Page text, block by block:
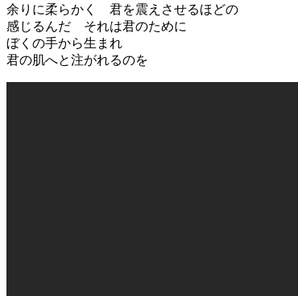
余りに柔らかく 君を震えさせるほどの
感じるんだ それは君のために
ぼくの手から生まれ
君の肌へと注がれるのを